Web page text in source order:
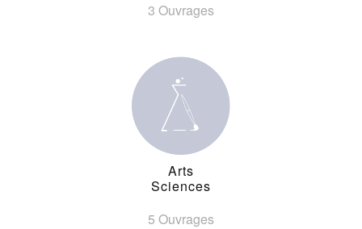
3 Ouvrages
Arts
Sciences
5 Ouvrages